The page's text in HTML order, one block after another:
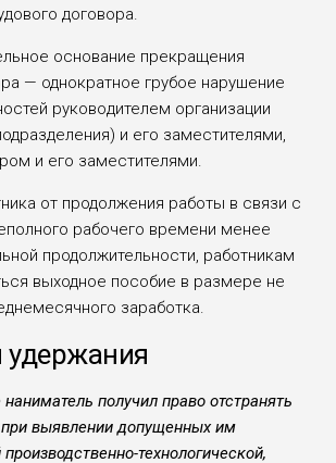
договора.
основа­ние прекращения
— однократное грубое наруше­ние
руково­дителем организации
и его заместителя­ми,
и его заме­стителями.
от продол­жения работы в связи с
рабочего времени менее
продолжи­тельности, работникам
выходное пособие в разме­ре не
заработка.
получил право отстранять
при выяв­лении допущенных им
технологической,